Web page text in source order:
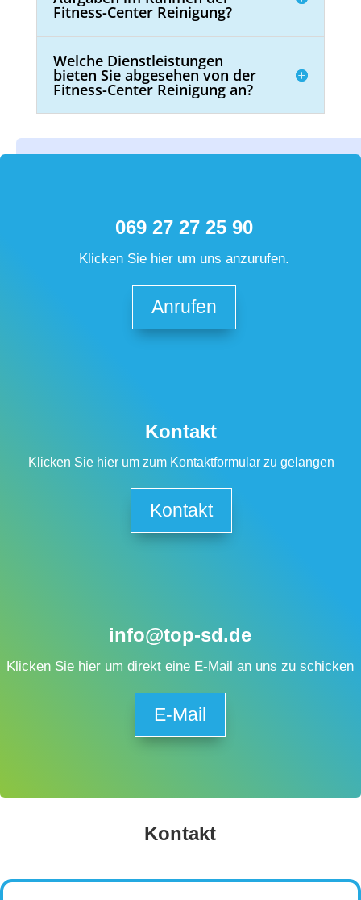
Fitness-Center Reinigung?
Welche Dienstleistungen
bieten Sie abgesehen von der
Fitness-Center Reinigung an?
069 27 27 25 90
Klicken Sie hier um uns anzurufen.
Anrufen
Kontakt
Klicken Sie hier um zum Kontaktformular zu gelangen
Kontakt
info@top-sd.de
Klicken Sie hier um direkt eine E-Mail an uns zu schicken
E-Mail
Kontakt